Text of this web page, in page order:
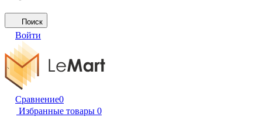
Поиск
Войти
Сравнение0
Избранные товары 0